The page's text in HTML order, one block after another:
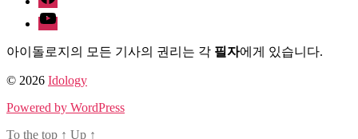
Youtube
아이돌로지의 모든 기사의 권리는 각 필자에게 있습니다.
© 2026 Idology
Powered by WordPress
To the top ↑ Up ↑